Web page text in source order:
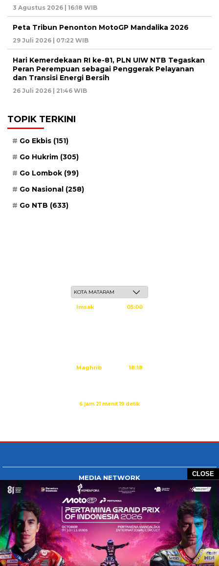
CLOSE
3 Agustus 2026 | 16:18 WIB
Peta Tribun Penonton MotoGP Mandalika 2026
29 Juli 2026 | 07:22 WIB
Hari Kemerdekaan RI ke-81, PLN UIW NTB Tegaskan
Peran Perempuan sebagai Penggerak Pelayanan
dan Transisi Energi Bersih
26 Juli 2026 | 21:46 WIB
TOPIK TERKINI
Go Ekbis (151)
Go Hukrim (305)
Go Lombok (99)
Go Nasional (258)
Go NTB (633)
Imsak 05:00
Maghrib 18:18
6 jam 21 menit 18 detik
MEDIA NETWORK
Tangan Berbagi
BERBAGI News
Whatsapp.com
Tiktok.com
Twitter.com Youtube.com
HOME REDAKSI
PEDOMAN MEDIA SIBER
DISCLAIMER
INFO IKLAN
COPYRIGHT © 2026 GONTB - ALL RIGHTS RESERVED